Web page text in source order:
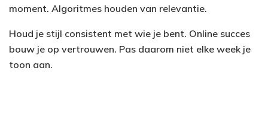
moment. Algoritmes houden van relevantie.
Houd je stijl consistent met wie je bent. Online succes
bouw je op vertrouwen. Pas daarom niet elke week je
toon aan.